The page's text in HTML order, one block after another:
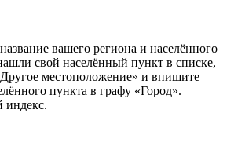
вашего региона и населённого
свой населённый пункт в списке,
местоположение» и впишите
пункта в графу «Город».
индекс.